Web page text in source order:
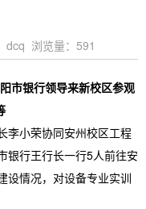
浏览量： 591
市银行领导来新校区参观
李小荣协同安州校区工程
银行王行长一行5人前往安
设情况，对设备专业实训